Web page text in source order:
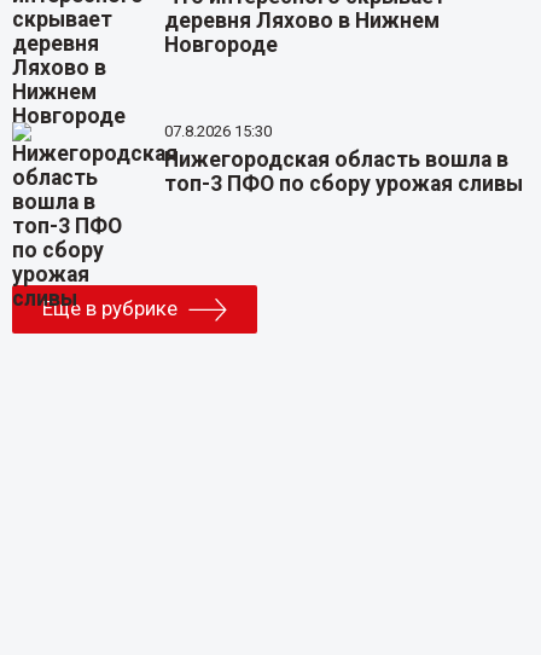
деревня Ляхово в Нижнем
Новгороде
07.8.2026 15:30
Нижегородская область вошла в
топ-3 ПФО по сбору урожая сливы
Еще в рубрике